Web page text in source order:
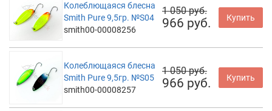
Колеблющаяся блесна
Smith Pure 9,5гр. №S04
smith00-00008256
1 050 руб.
966 руб. Купить
Колеблющаяся блесна
Smith Pure 9,5гр. №S05
smith00-00008257
1 050 руб.
966 руб. Купить